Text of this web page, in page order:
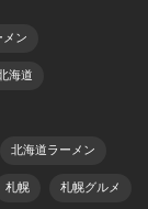
メン
海道
北海道ラーメン
札幌 札幌グルメ